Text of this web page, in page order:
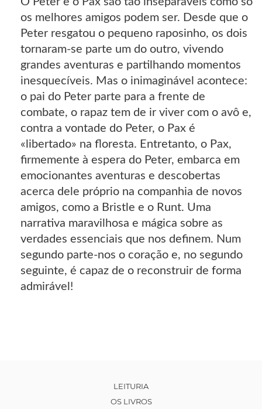
os melhores amigos podem ser. Desde que o
Peter resgatou o pequeno raposinho, os dois
tornaram-se parte um do outro, vivendo
grandes aventuras e partilhando momentos
inesquecíveis. Mas o inimaginável acontece:
o pai do Peter parte para a frente de
combate, o rapaz tem de ir viver com o avô e,
contra a vontade do Peter, o Pax é
«libertado» na floresta. Entretanto, o Pax,
firmemente à espera do Peter, embarca em
emocionantes aventuras e descobertas
acerca dele próprio na companhia de novos
amigos, como a Bristle e o Runt. Uma
narrativa maravilhosa e mágica sobre as
verdades essenciais que nos definem. Num
segundo parte-nos o coração e, no segundo
seguinte, é capaz de o reconstruir de forma
admirável!
LEITURIA
OS LIVROS